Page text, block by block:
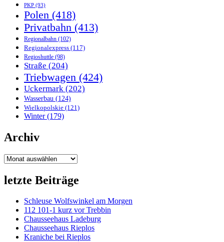
PKP (93)
Polen (418)
Privatbahn (413)
Regionalbahn (102)
Regionalexpress (117)
Regioshuttle (98)
Straße (204)
Triebwagen (424)
Uckermark (202)
Wasserbau (124)
Wielkopolskie (121)
Winter(179)
Archiv
Archiv
letzte Beiträge
Schleuse Wolfswinkel am Morgen
112 101-1 kurz vor Trebbin
Chausseehaus Ladeburg
Chausseehaus Rieplos
Kraniche bei Rieplos